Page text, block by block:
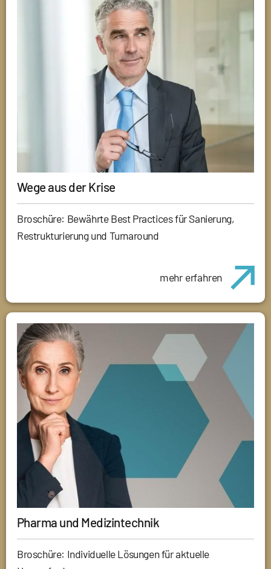
Wege aus der Krise
Broschüre: Bewährte Best Practices für Sanierung,
Restrukturierung und Turnaround
mehr erfahren
Pharma und Medizintechnik
Broschüre: Individuelle Lösungen für aktuelle